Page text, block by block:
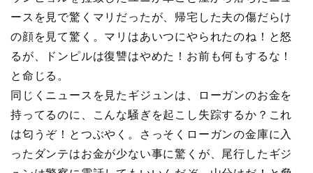
ースを見で驚くマリだったが、帰宅した夫の傷だらけ
の顔を見て驚く。マリはあいつにやられたのね！と怒
るが、ドンピルは復讐はやめた！お前も何もするな！
と命じる。
同じくニュースを見たギジュンは、ローガンのお金を
持ってるのに、こんな騒ぎを起こし失踪するか？これ
は匂うぞ！とつぶやく。さっそくローガンの金庫に入
ったダンテはお金が少ない事に驚くが、尾行したギジ